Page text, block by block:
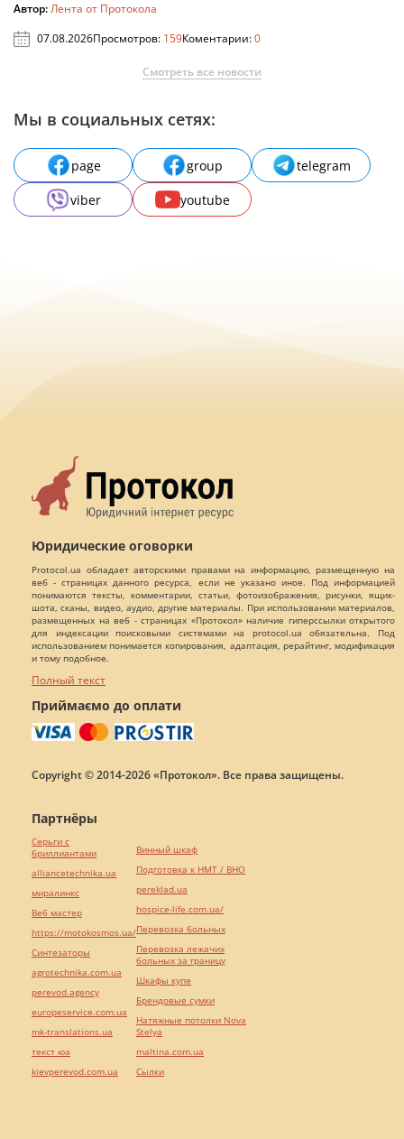
Автор:Лента от Протокола
07.08.2026Просмотров: 159Коментарии:0
Смотреть все новости
Мы в социальных сетях:
page group
telegram
viber
youtube
Юридические оговорки
Protocol.ua обладает авторскими правами на информацию, размещенную на
веб - страницах данного ресурса, если не указано иное. Под информацией
понимаются тексты, комментарии, статьи, фотоизображения, рисунки, ящик-
шота, сканы, видео, аудио, другие материалы. При использовании материалов,
размещенных на веб - страницах «Протокол» наличие гиперссылки открытого
для индексации поисковыми системами на protocol.ua обязательна. Под
использованием понимается копирования, адаптация, рерайтинг, модификация
и тому подобное.
Полный текст
Приймаємо до оплати
Copyright © 2014-2026 «Протокол». Все права защищены.
Партнёры
Серьги с
бриллиантами
alliancetechnika.ua
миралинкс
Веб мастер
https://motokosmos.ua/
Синтезаторы
agrotechnika.com.ua
perevod.agency
europeservice.com.ua
mk-translations.ua
текст юа
kievperevod.com.ua
Винный шкаф
Подготовка к НМТ / ВНО
pereklad.ua
hospice-life.com.ua/
Перевозка больных
Перевозка лежачих
больных за границу
Шкафы купе
Брендовые сумки
Натяжные потолки Nova
Stelya
maltina.com.ua
Cылки